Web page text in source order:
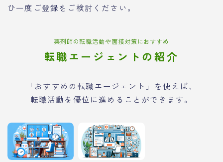
ひ一度ご登録をご検討ください。
薬剤師の転職活動や面接対策におすすめ
転職エージェントの紹介
「おすすめの転職エージェント」を使えば、
転職活動を優位に進めることができます。